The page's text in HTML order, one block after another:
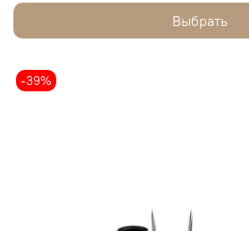
Выбрать
-39%